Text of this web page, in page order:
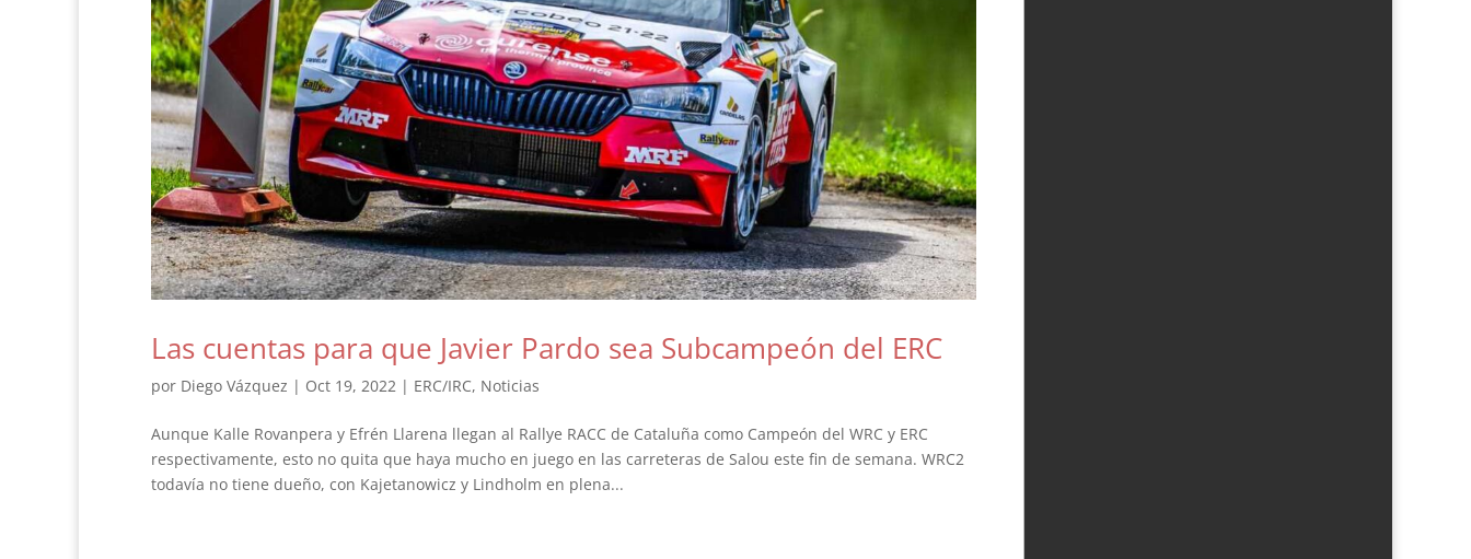
Las cuentas para que Javier Pardo sea Subcampeón del ERC
por Diego Vázquez | Oct 19, 2022 | ERC/IRC, Noticias
Aunque Kalle Rovanpera y Efrén Llarena llegan al Rallye RACC de Cataluña como Campeón del WRC y ERC
respectivamente, esto no quita que haya mucho en juego en las carreteras de Salou este fin de semana. WRC2
todavía no tiene dueño, con Kajetanowicz y Lindholm en plena...